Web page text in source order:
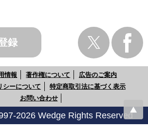
録
情報 著作権について
広告のご案内
シーについて
特定商取引法に基づく表示
お問い合わせ
2026 Wedge Rights Reserved